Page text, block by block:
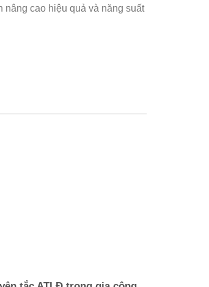
nâng cao hiệu quả và năng suất